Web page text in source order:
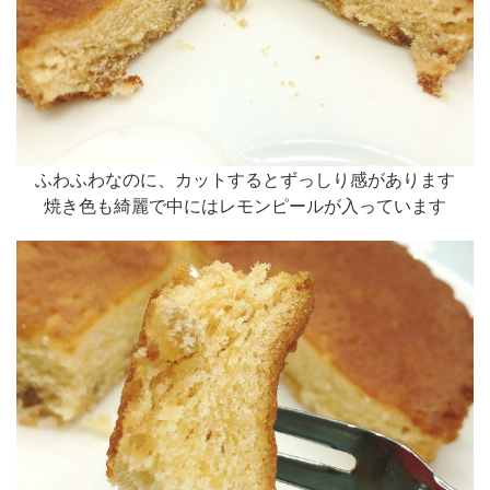
ふわふわなのに、カットするとずっしり感があります
焼き色も綺麗で中にはレモンピールが入っています